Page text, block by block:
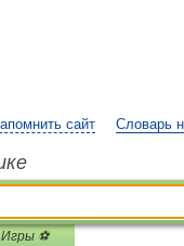
сайт Словарь
Игры ⚽